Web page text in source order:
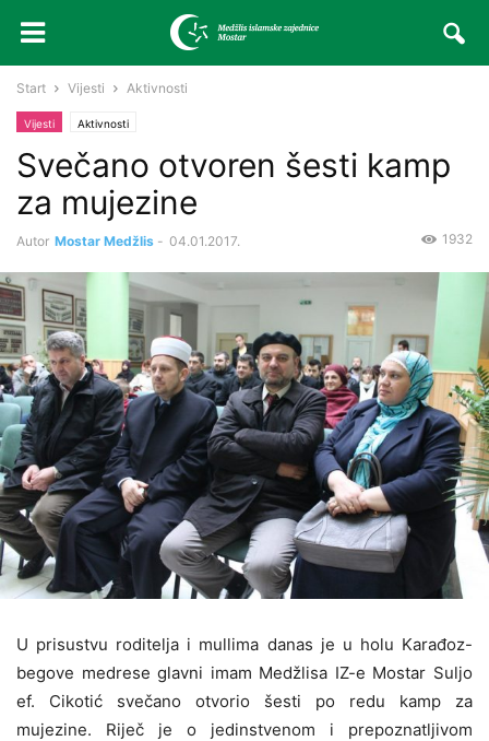
Start Vijesti Aktivnosti
Vijesti Aktivnosti
Svečano otvoren šesti kamp
za mujezine
Autor Mostar Medžlis - 04.01.2017. 1932
U prisustvu roditelja i mullima danas je u holu Karađoz-
begove medrese glavni imam Medžlisa IZ-e Mostar Suljo
ef. Cikotić svečano otvorio šesti po redu kamp za
mujezine. Riječ je o jedinstvenom i prepoznatljivom